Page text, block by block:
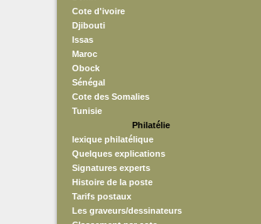
Cote d'ivoire
Djibouti
Issas
Maroc
Obock
Sénégal
Cote des Somalies
Tunisie
Philatélie
lexique philatélique
Quelques explications
Signatures experts
Histoire de la poste
Tarifs postaux
Les graveurs/dessinateurs